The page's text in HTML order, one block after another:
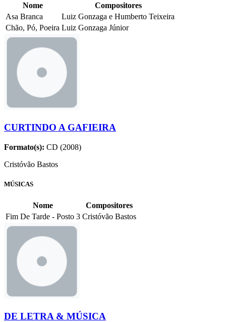
Nome
Compositores
Asa Branca
Luiz Gonzaga e Humberto Teixeira
Chão, Pó, Poeira Luiz Gonzaga Júnior
CURTINDO A GAFIEIRA
Formato(s): CD (2008)
Cristóvão Bastos
MÚSICAS
Nome
Compositores
Fim De Tarde - Posto 3 Cristóvão Bastos
DE LETRA & MÚSICA